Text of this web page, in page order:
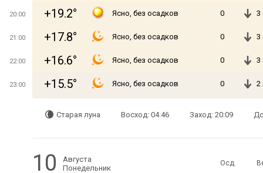
20:00 +19.2° Ясно, без осадков 0 3
21:00 +17.8° Ясно, без осадков 0 3
22:00 +16.6° Ясно, без осадков 0 3
23:00 +15.5° Ясно, без осадков 0 2
Старая луна Восход: 04:46 Заход: 20:09
10
Августа
Понедельник
Осд.